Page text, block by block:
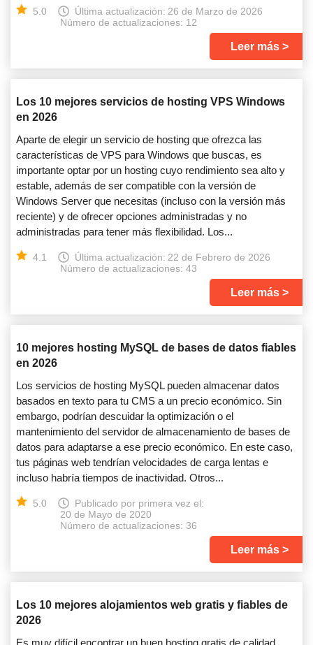
5.0 Última actualización: 26 de Marzo de 2026
Número de actualizaciones: 12
Leer más
Los 10 mejores servicios de hosting VPS Windows
en 2026
Aparte de elegir un servicio de hosting que ofrezca las
características de VPS para Windows que buscas, es
importante optar por un hosting cuyo rendimiento sea alto y
estable, además de ser compatible con la versión de
Windows Server que necesitas (incluso con la versión más
reciente) y de ofrecer opciones administradas y no
administradas para tener más flexibilidad. Los...
4.1 Última actualización: 22 de Febrero de 2026
Número de actualizaciones: 43
Leer más
10 mejores hosting MySQL de bases de datos fiables
en 2026
Los servicios de hosting MySQL pueden almacenar datos
basados en texto para tu CMS a un precio económico. Sin
embargo, podrían descuidar la optimización o el
mantenimiento del servidor de almacenamiento de bases de
datos para adaptarse a ese precio económico. En este caso,
tus páginas web tendrían velocidades de carga lentas e
incluso habría tiempos de inactividad. Otros...
5.0
Publicado por primera vez el:
20 de Mayo de 2020
Número de actualizaciones: 36
Leer más
Los 10 mejores alojamientos web gratis y fiables de
2026
Es muy difícil encontrar un buen hosting gratis de calidad.